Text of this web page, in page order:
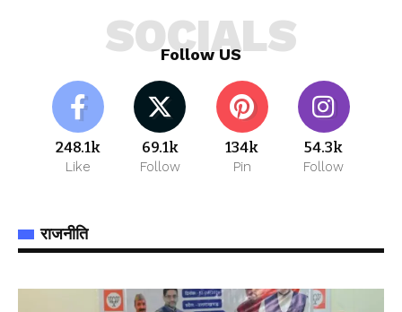
Follow US
SOCIALS
248.1k
Like
69.1k
Follow
134k
Pin
54.3k
Follow
राजनीति